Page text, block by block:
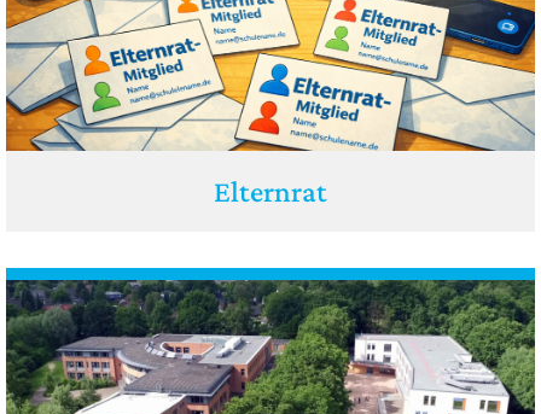
Elternrat